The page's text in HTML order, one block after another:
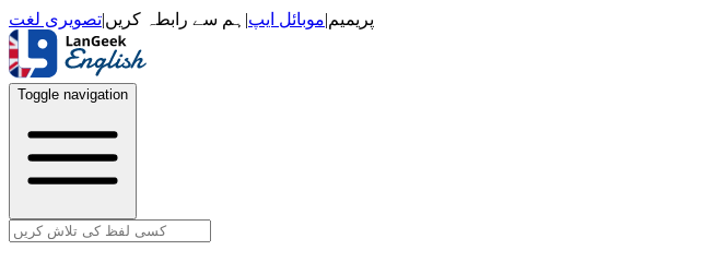
پریمیم|موبائل ایپ| ہم سے رابطہ کریں|تصویری لغت
Toggle navigation